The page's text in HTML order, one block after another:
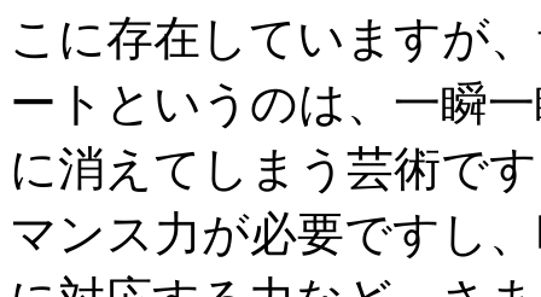
こに存在していますが
ートというのは、一瞬
に消えてしまう芸術で
マンス力が必要ですし